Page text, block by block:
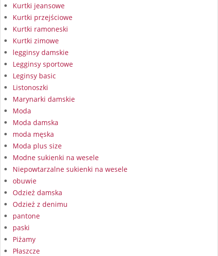
Kurtki jeansowe
Kurtki przejściowe
Kurtki ramoneski
Kurtki zimowe
legginsy damskie
Legginsy sportowe
Leginsy basic
Listonoszki
Marynarki damskie
Moda
Moda damska
moda męska
Moda plus size
Modne sukienki na wesele
Niepowtarzalne sukienki na wesele
obuwie
Odzież damska
Odzież z denimu
pantone
paski
Piżamy
Płaszcze